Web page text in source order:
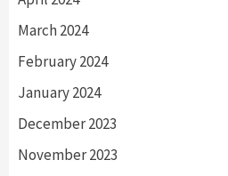
March 2024
February 2024
January 2024
December 2023
November 2023